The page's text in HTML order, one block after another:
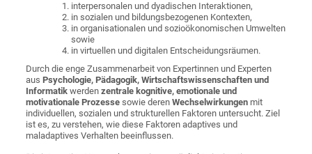
interpersonalen und dyadischen Interaktionen,
in sozialen und bildungsbezogenen Kontexten,
in organisationalen und sozioökonomischen Umwelten
sowie
in virtuellen und digitalen Entscheidungsräumen.
Durch die enge Zusammenarbeit von Expertinnen und Experten
ausPsychologie, Pädagogik, Wirtschaftswissenschaften und
Informatik werdenzentrale kognitive, emotionale und
motivationale Prozesse sowie derenWechselwirkungen mit
individuellen, sozialen und strukturellen Faktoren untersucht. Ziel
ist es, zu verstehen, wie diese Faktoren adaptives und
maladaptives Verhalten beeinflussen.